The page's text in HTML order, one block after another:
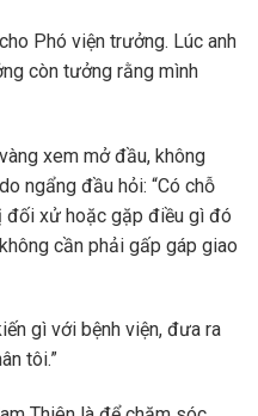
Phó viện trưởng. Lúc anh
còn tưởng rằng mình
xem mở đầu, không
ngẩng đầu hỏi: “Có chỗ
đối xử hoặc gặp điều gì đó
cần phải gấp gáp giao
gì với bệnh viện, đưa ra
tôi.”